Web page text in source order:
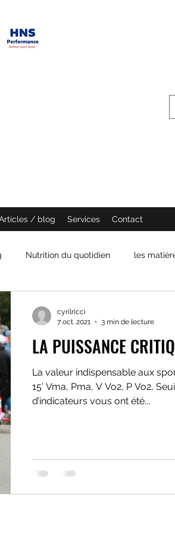
/ blog Services Contact
Nutrition du quotidien les
alimentaire stratégie
camp Stratégie nutritionnelle effort
LA PUISSANCE
La valeur indispensable aux
15’ Vma, Pma, V Vo2, P Vo2,
d’indicateurs vous ont été...
cyrilricci
7 oct. 2021
3 min de lecture